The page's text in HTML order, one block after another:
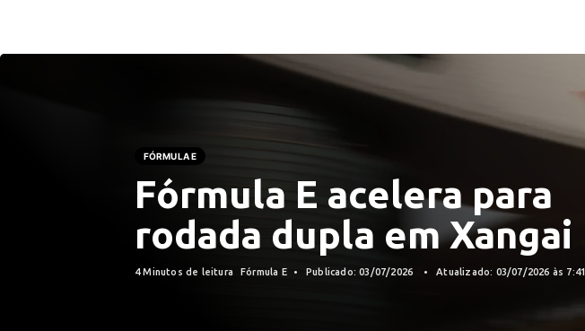
FÓRMULA E
Fórmula E acelera para
rodada dupla em Xangai
4 Minutos de leitura Fórmula E Publicado: 03/07/2026 Atualizado: 03/07/2026 às 7:41